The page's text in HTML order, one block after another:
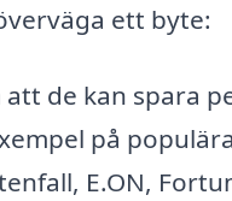
ett byte:
de kan spara
på
E.ON,